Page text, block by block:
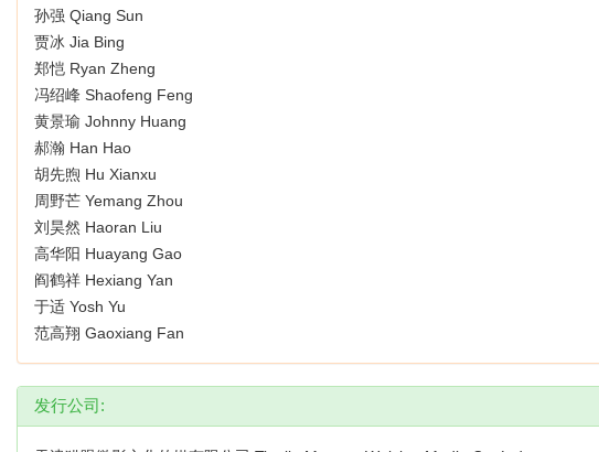
孙强 Qiang Sun
贾冰 Jia Bing
郑恺 Ryan Zheng
冯绍峰 Shaofeng Feng
黄景瑜 Johnny Huang
郝瀚 Han Hao
胡先煦 Hu Xianxu
周野芒 Yemang Zhou
刘昊然 Haoran Liu
高华阳 Huayang Gao
阎鹤祥 Hexiang Yan
于适 Yosh Yu
范高翔 Gaoxiang Fan
发行公司: